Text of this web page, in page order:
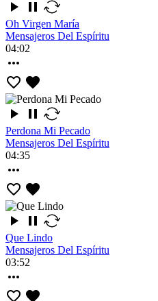
Oh Virgen María
Mensajeros Del Espíritu
04:02
Perdona Mi Pecado
Mensajeros Del Espíritu
04:35
Que Lindo
Mensajeros Del Espíritu
03:52